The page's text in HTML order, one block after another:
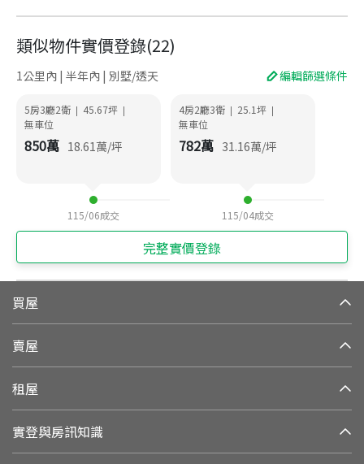
類似物件實價登錄(22)
1公里內 | 半年內 | 別墅/透天 編輯篩選條件
5房3廳2衛 | 45.67坪 |
無車位
850萬 18.61萬/坪
115/06成交
4房2廳3衛 | 25.1坪 |
無車位
782萬 31.16萬/坪
115/04成交
完整實價登錄
買屋
賣屋
租屋
實登與房訊知識